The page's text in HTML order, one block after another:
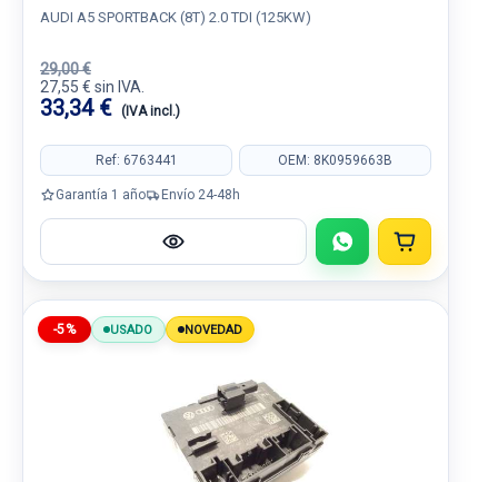
AUDI A5 SPORTBACK (8T) 2.0 TDI (125KW)
29,00 €
27,55 € sin IVA.
33,34 € (IVA incl.)
Ref: 6763441 OEM: 8K0959663B
Garantía 1 año Envío 24-48h
-5% USADO NOVEDAD